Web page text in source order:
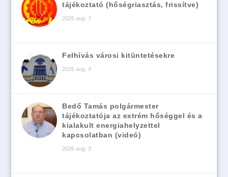
tájékoztató (hőségriasztás, frissítve)
2026 aug. 7
Felhívás városi kitüntetésekre
2026 aug. 4
Bedő Tamás polgármester
tájékoztatója az extrém hőséggel és a
kialakult energiahelyzettel
kapcsolatban (videó)
2026 aug. 3